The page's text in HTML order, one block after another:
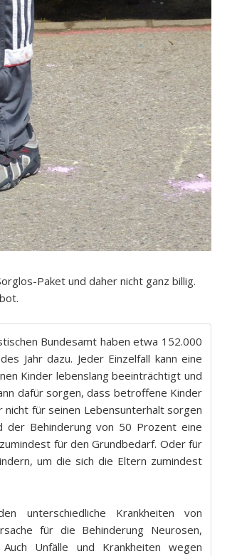
Paket und daher nicht ganz billig.
Bundesamt haben etwa 152.000
Jahr dazu. Jeder Einzelfall kann eine
Kinder lebenslang beeinträchtigt und
dafür sorgen, dass betroffene Kinder
für seinen Lebensunterhalt sorgen
der Behinderung von 50 Prozent eine
für den Grundbedarf. Oder für
um die sich die Eltern zumindest
unterschiedliche Krankheiten von
für die Behinderung Neurosen,
Unfälle und Krankheiten wegen